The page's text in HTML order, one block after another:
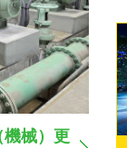
機械）更